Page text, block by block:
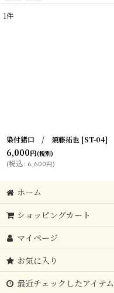
1件
染付猪口 / 須藤拓也 [ST-04]
6,000円(税別)
(税込: 6,600円)
ホーム
ショッピングカート
マイページ
お気に入り
最近チェックしたアイテム